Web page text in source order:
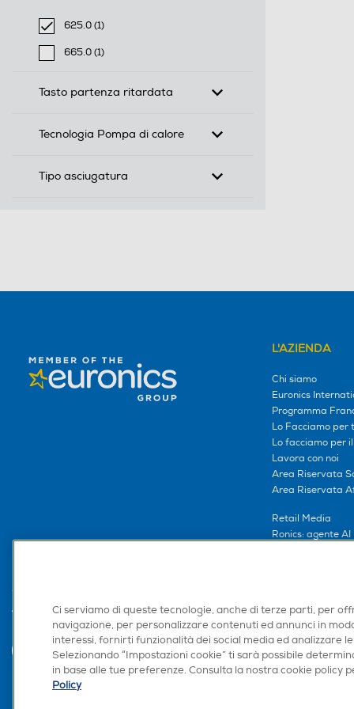
625.0 (1)
selected Filtro applicato per Profondità-mm: 625.0
665.0 (1)
Tasto partenza ritardata
Tecnologia Pompa di calore
Tipo asciugatura
L'AZIENDA
Chi siamo
Euronics
Programma
Lo Facciamo per
Lo facciamo per
Lavora con noi
Area Riservata
Area Riservata
Retail Media
Ronics: agente AI
Trova negozioCi serviamo di queste tecnologie, anche di terze parti, per
navigazione, per personalizzare contenuti ed annunci in
interessi, fornirti funzionalità dei social media ed analizzare
Selezionando “Impostazioni cookie” ti sarà possibile
in base alle tue preferenze. Consulta la nostra cookie policy
Policy